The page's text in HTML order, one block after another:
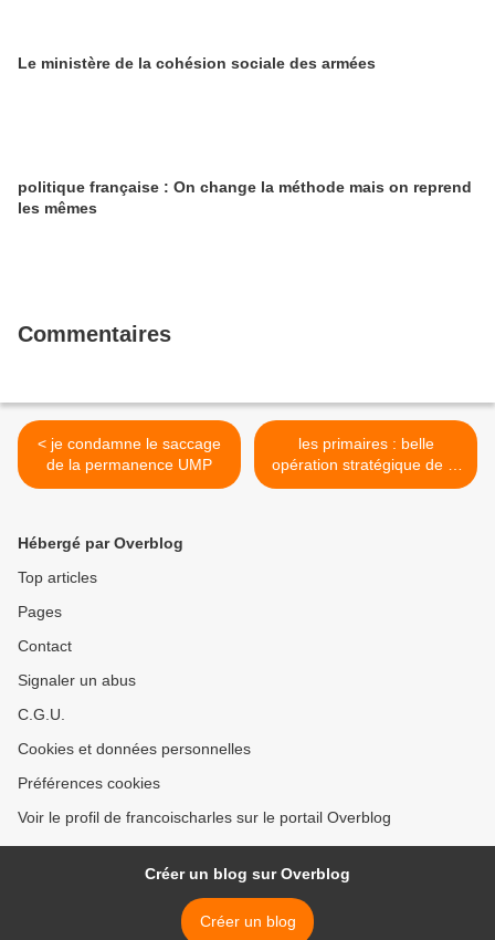
Le ministère de la cohésion sociale des armées
politique française : On change la méthode mais on reprend
les mêmes
Commentaires
< je condamne le saccage
de la permanence UMP
les primaires : belle
opération stratégique de la
gauche >
Hébergé par Overblog
Top articles
Pages
Contact
Signaler un abus
C.G.U.
Cookies et données personnelles
Préférences cookies
Voir le profil de francoischarles sur le portail Overblog
Créer un blog sur Overblog
Créer un blog